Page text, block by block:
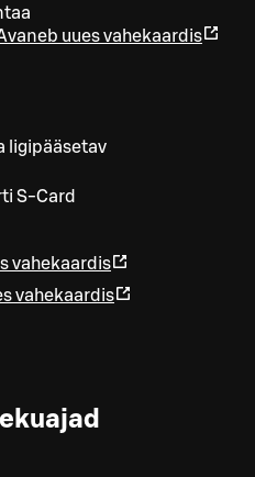
uues vahekaardis
ligipääsetav
S-Card
vahekaardis
vahekaardis